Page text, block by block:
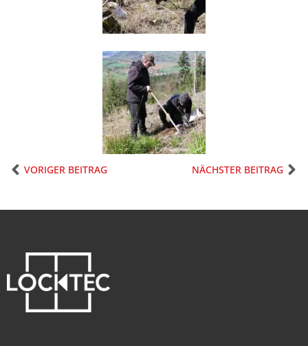
VORIGER BEITRAG NÄCHSTER BEITRAG